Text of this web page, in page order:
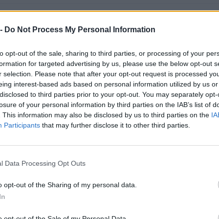
Do Not Process My Personal Information
opt-out of the sale, sharing to third parties, or processing of your
for targeted advertising by us, please use the below opt-out
selection. Please note that after your opt-out request is processed
interest-based ads based on personal information utilized by us
to third parties prior to your opt-out. You may separately
of your personal information by third parties on the IAB’s list of
This information may also be disclosed by us to third parties on the
Participants that may further disclose it to other third parties.
Data Processing Opt Outs
opt-out of the Sharing of my personal data.
Asti
Asti
Asti